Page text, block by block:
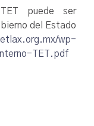
puede ser
del Estado
wp-
TET.pdf